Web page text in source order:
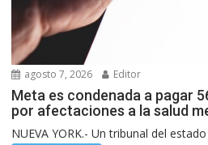
agosto 7, 2026 Editor
Meta es condenada a pagar
por afectaciones a la salud
NUEVA YORK.- Un tribunal del